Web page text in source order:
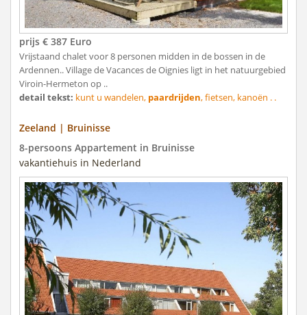
prijs € 387 Euro
Vrijstaand chalet voor 8 personen midden in de bossen in de
Ardennen.. Village de Vacances de Oignies ligt in het natuurgebied
Viroin-Hermeton op ..
detail tekst: kunt u wandelen, paardrijden, fietsen, kanoën . .
Zeeland | Bruinisse
8-persoons Appartement in Bruinisse
vakantiehuis in Nederland